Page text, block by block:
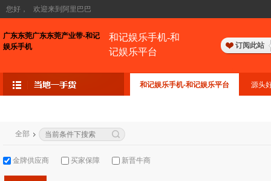
您好， 欢迎来到阿里巴巴
广东东莞广东东莞产业带-和记
娱乐手机
和记娱乐手机-和
记娱乐平台
订阅此站
和记娱乐手机-和记娱乐平台 源头
全部
金牌供应商 买家保障 新晋牛商